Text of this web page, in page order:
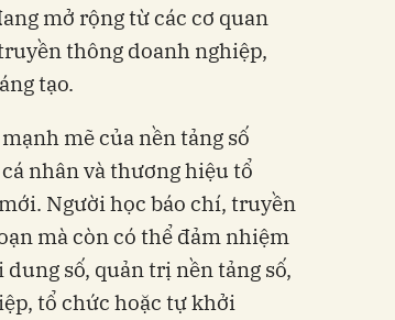
mở rộng từ các cơ quan
thông doanh nghiệp,
tạo.
mẽ của nền tảng số
nhân và thương hiệu tổ
Người học báo chí, truyền
mà còn có thể đảm nhiệm
số, quản trị nền tảng số,
tổ chức hoặc tự khởi